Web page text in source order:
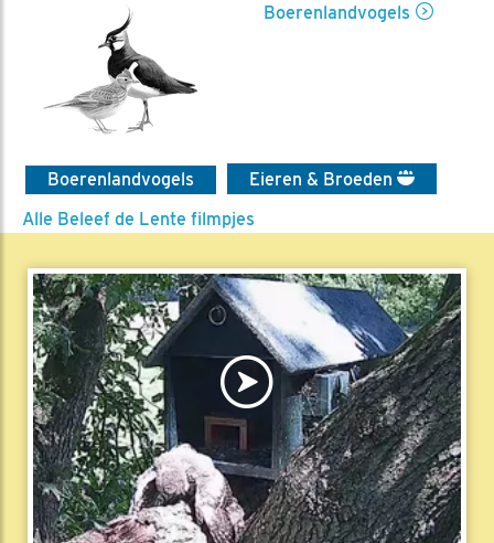
Boerenlandvogels
Boerenlandvogels
Eieren & Broeden
Alle Beleef de Lente filmpjes